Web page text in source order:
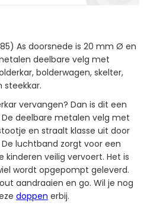
As doorsnede is 20 mm Ø en
deelbare velg met
bolderwagen, skelter,
steekkar.
vervangen? Dan is dit een
deelbare metalen velg met
en straalt klasse uit door
luchtband zorgt voor een
veilig vervoert. Het is
wordt opgepompt geleverd.
aandraaien en go. Wil je nog
doppen erbij.